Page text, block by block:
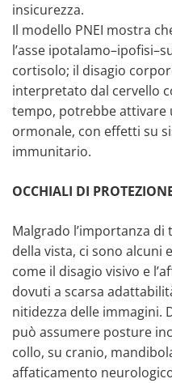
insicurezza.
Il modello PNEI mostra
l’asse
cortisolo; il disagio
interpretato dal cervello
tempo, potrebbe attivare
ormonale, con effetti su
immunitario.
OCCHIALI DI
Malgrado l’importanza di
della vista, ci sono alcuni
come il disagio visivo e
dovuti a scarsa
nitidezza delle immagini.
può assumere posture
collo, su cranio,
affaticamento